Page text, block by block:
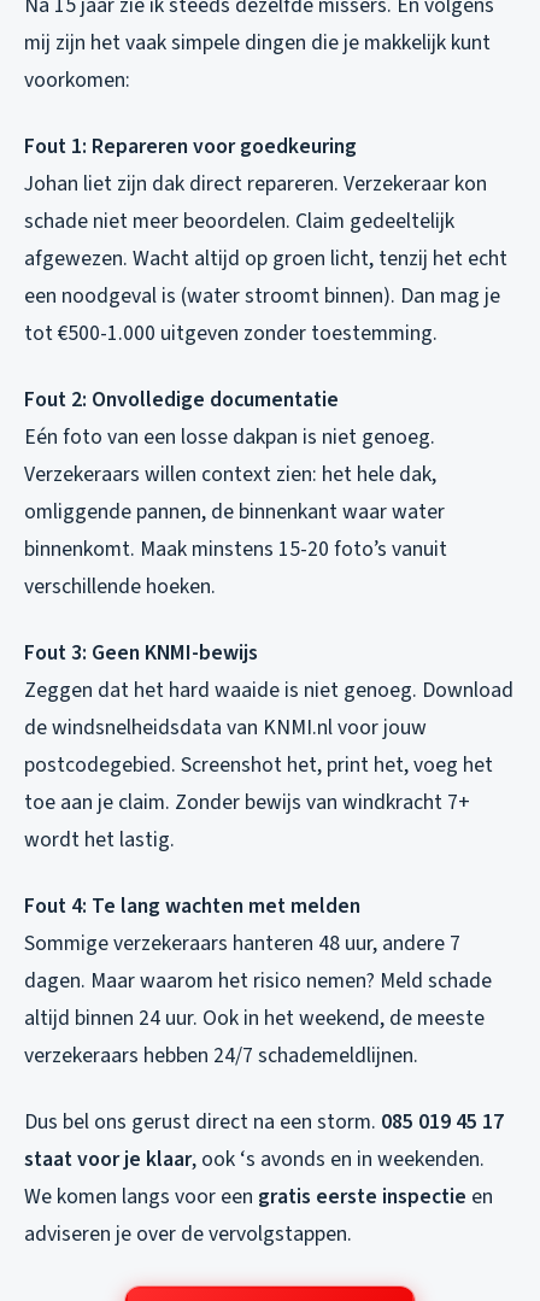
mij zijn het vaak simpele dingen die je makkelijk kunt
voorkomen:
Fout 1: Repareren voor goedkeuring
Johan liet zijn dak direct repareren. Verzekeraar kon
schade niet meer beoordelen. Claim gedeeltelijk
afgewezen. Wacht altijd op groen licht, tenzij het echt
een noodgeval is (water stroomt binnen). Dan mag je
tot €500-1.000 uitgeven zonder toestemming.
Fout 2: Onvolledige documentatie
Eén foto van een losse dakpan is niet genoeg.
Verzekeraars willen context zien: het hele dak,
omliggende pannen, de binnenkant waar water
binnenkomt. Maak minstens 15-20 foto’s vanuit
verschillende hoeken.
Fout 3: Geen KNMI-bewijs
Zeggen dat het hard waaide is niet genoeg. Download
de windsnelheidsdata van KNMI.nl voor jouw
postcodegebied. Screenshot het, print het, voeg het
toe aan je claim. Zonder bewijs van windkracht 7+
wordt het lastig.
Fout 4: Te lang wachten met melden
Sommige verzekeraars hanteren 48 uur, andere 7
dagen. Maar waarom het risico nemen? Meld schade
altijd binnen 24 uur. Ook in het weekend, de meeste
verzekeraars hebben 24/7 schademeldlijnen.
Dus bel ons gerust direct na een storm. 085 019 45 17
staat voor je klaar, ook ‘s avonds en in weekenden.
We komen langs voor een gratis eerste inspectie en
adviseren je over de vervolgstappen.